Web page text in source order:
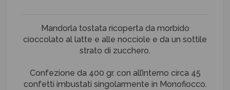
Mandorla tostata ricoperta da morbido
cioccolato al latte e alle nocciole e da un sottile
strato di zucchero.
Confezione da 400 gr. con all’interno circa 45
confetti imbustati singolarmente in Monofiocco.